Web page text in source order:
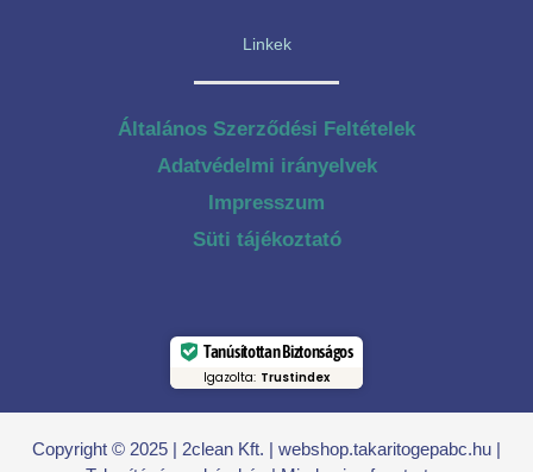
Linkek
Általános Szerződési Feltételek
Adatvédelmi irányelvek
Impresszum
Süti tájékoztató
Tanúsítottan Biztonságos
Igazolta: Trustindex
Copyright © 2025 | 2clean Kft. | webshop.takaritogepabc.hu |